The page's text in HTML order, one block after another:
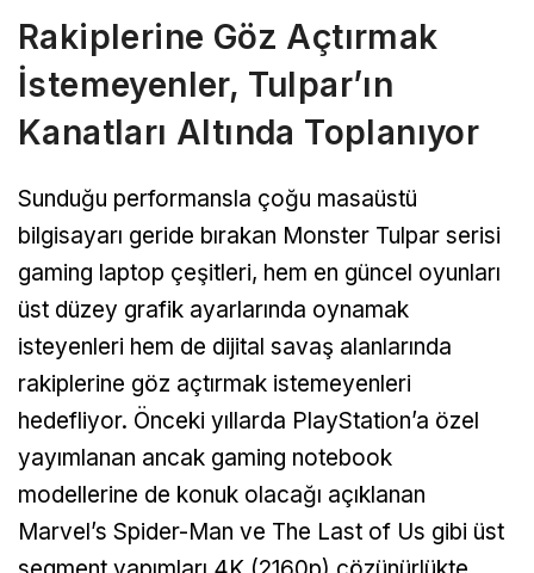
Rakiplerine Göz Açtırmak
İstemeyenler, Tulpar’ın
Kanatları Altında Toplanıyor
Sunduğu performansla çoğu masaüstü
bilgisayarı geride bırakan Monster Tulpar serisi
gaming laptop çeşitleri, hem en güncel oyunları
üst düzey grafik ayarlarında oynamak
isteyenleri hem de dijital savaş alanlarında
rakiplerine göz açtırmak istemeyenleri
hedefliyor. Önceki yıllarda PlayStation’a özel
yayımlanan ancak gaming notebook
modellerine de konuk olacağı açıklanan
Marvel’s Spider-Man ve The Last of Us gibi üst